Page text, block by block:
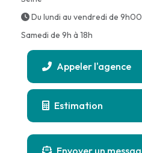
Du lundi au vendredi de
Samedi de 9h à 18h
Appeler l'agence
Estimation